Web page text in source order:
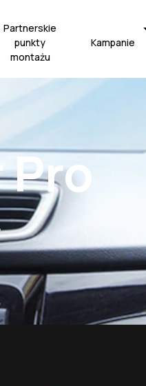
Partnerskie
punkty
montażu
Kampanie